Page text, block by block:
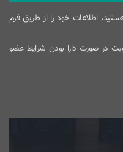
اطلاعات خود را از طریق فرم
در صورت دارا بودن شرایط عضو